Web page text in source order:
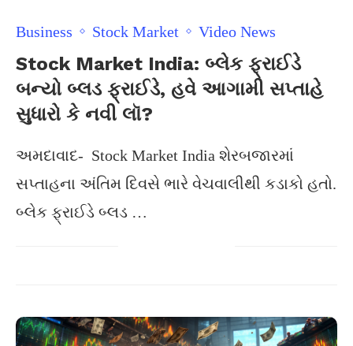
Business Stock Market Video News
Stock Market India: બ્લેક ફ્રાઈડે
બન્યો બ્લડ ફ્રાઈડે, હવે આગામી સપ્તાહે
સુધારો કે નવી લૉ?
અમદાવાદ- Stock Market India શેરબજારમાં
સપ્તાહના અંતિમ દિવસે ભારે વેચવાલીથી કડાકો હતો.
બ્લેક ફ્રાઈડે બ્લડ …